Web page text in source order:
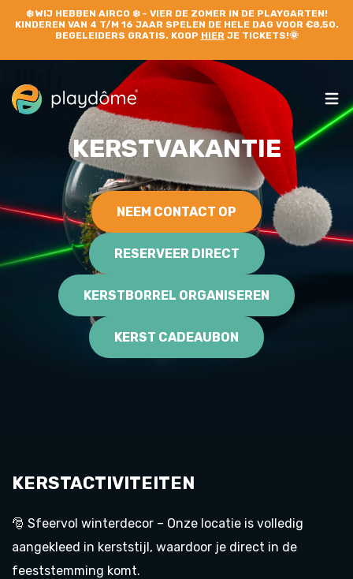
❄️WIJ HEBBEN AIRCO ❄️ – VIER DE ZOMER IN DE PLAYGARTEN!
KINDEREN VAN 4 T/M 16 JAAR SPELEN DE HELE DAG VOOR €8,50.
BEGELEIDERS GRATIS. KOOP HIERJE TICKETS!🌞
KERSTVAKANTIE
NEEM CONTACT OP
RESERVEER DIRECT
KERSTBORREL ORGANISEREN
KERST CADEAUBON
KERSTACTIVITEITEN
🎅 Sfeervol winterdecor – Onze locatie is volledig
aangekleed in kerststijl, waardoor je direct in de
feeststemming komt.